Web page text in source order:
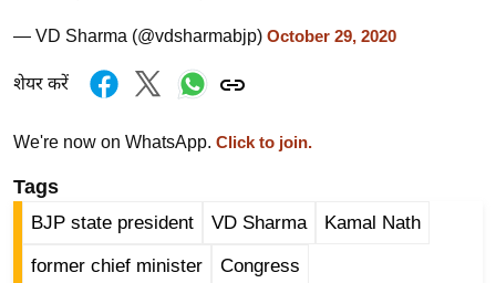
B
e
k
n
g
N
— VD Sharma (@vdsharmabjp) October 29, 2020
शेयर करें
We're now on WhatsApp. Click to join.
Tags
BJP state president VD Sharma Kamal Nath
former chief minister Congress